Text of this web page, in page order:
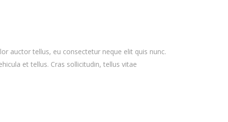
auctor tellus, eu consectetur neque elit quis nunc.
et tellus. Cras sollicitudin, tellus vitae